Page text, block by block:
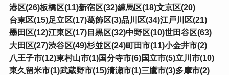
港区(26)板橋区(11)新宿区(32)練馬区(18)文京区(20)
台東区(15)足立区(17)葛飾区(3)品川区(34)江戸川区(21)
墨田区(12)江東区(17)目黒区(32)中野区(10)世田谷区(63)
大田区(27)渋谷区(49)杉並区(24)町田市(11)小金井市(2)
八王子市(12)東村山市(1)国分寺市(6)国立市(5)立川市(10)
東久留米市(1)武蔵野市(15)清瀬市(1)三鷹市(3)多摩市(2)